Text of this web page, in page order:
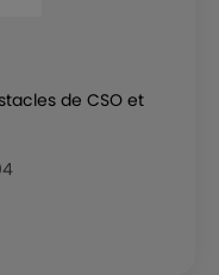
de CSO et